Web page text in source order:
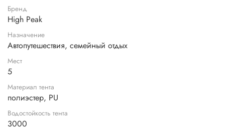
Бренд
High Peak
Назначение
Автопутешествия, семейный отдых
Мест
5
Материал тента
полиэстер, PU
Водостойкость тента
3000